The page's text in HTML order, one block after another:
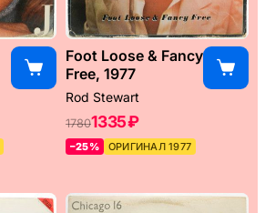
Foot Loose & Fancy
Free, 1977
Rod Stewart
17801335 ₽
–25% ОРИГИНАЛ 1977